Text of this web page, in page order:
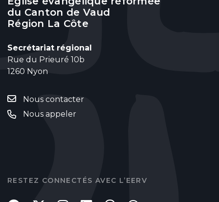
du Canton de Vaud
Région La Côte
Secrétariat régional
Rue du Prieuré 10b
1260 Nyon
Nous contacter
Nous appeler
RESTEZ CONNECTÉS AVEC L’EERV